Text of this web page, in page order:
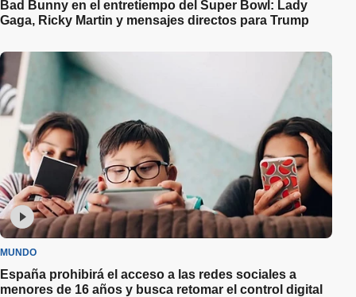
Bad Bunny en el entretiempo del Super Bowl: Lady
Gaga, Ricky Martin y mensajes directos para Trump
MUNDO
España prohibirá el acceso a las redes sociales a
menores de 16 años y busca retomar el control digital